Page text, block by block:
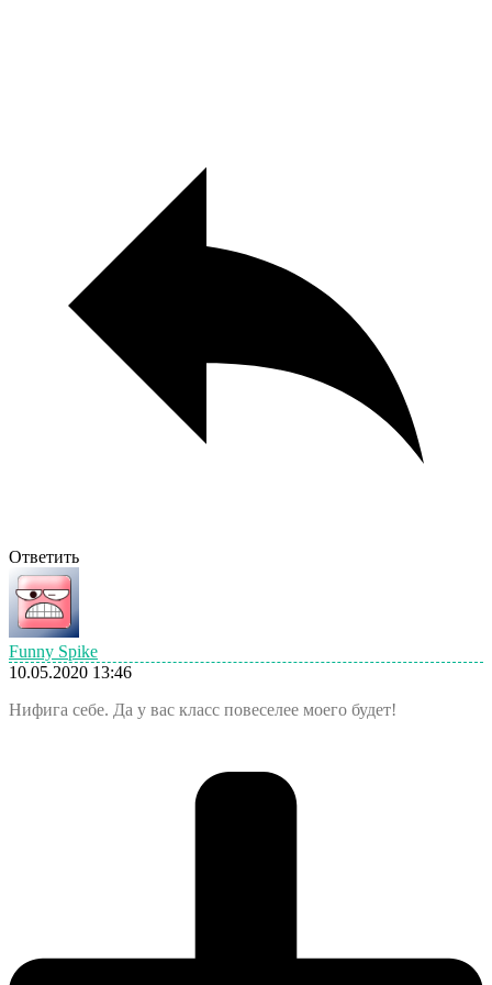
Ответить
Funny Spike
10.05.2020 13:46
Нифига себе. Да у вас класс повеселее моего будет!